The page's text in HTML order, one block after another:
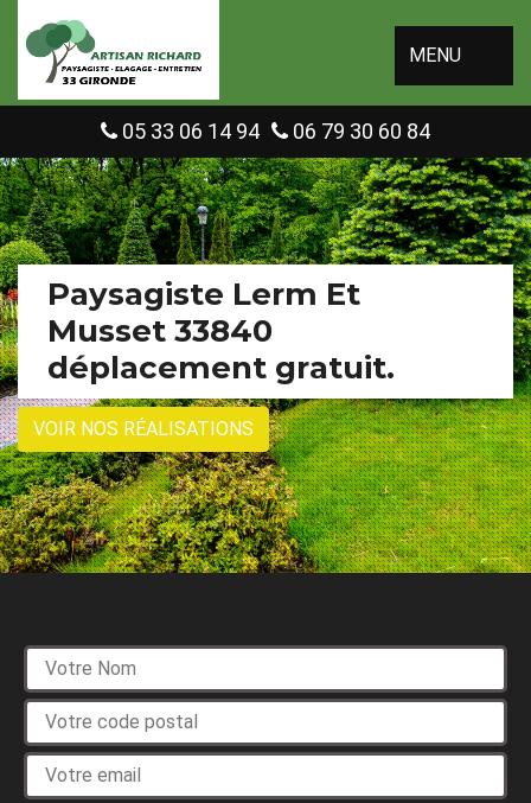
MENU
05 33 06 14 94 06 79 30 60 84
Paysagiste Lerm Et
Musset 33840
déplacement gratuit.
VOIR NOS RÉALISATIONS